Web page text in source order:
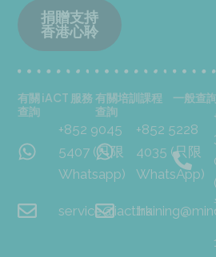
捐贈支持
香港心聆
有關 iACT 服務
查詢
+852 9045
5407 (只限
Whatsapp)
service@iact.hk
有關培訓課程
查詢
+852 5228
4035 (只限
WhatsApp)
一般查